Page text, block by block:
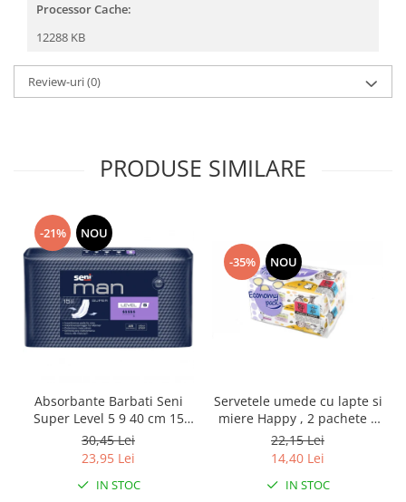
Processor Cache:
12288 KB
Review-uri(0)
PRODUSE SIMILARE
-21% NOU
Absorbante Barbati Seni
Super Level 5 9 40 cm 15
Bucati
30,45 Lei
23,95 Lei
IN STOC
-35% NOU
Servetele umede cu lapte si
miere Happy , 2 pachete x
64 bucati, 128 bucati
22,15 Lei
14,40 Lei
IN STOC